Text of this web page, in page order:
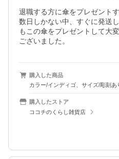
退職する方に傘をプレゼント
数日しかない中、すぐに発送
もこの傘をプレゼントして大
ございました。
購入した商品
カラー/インディゴ、サイズ/彫刻あ
購入したストア
ココチのくらし雑貨店